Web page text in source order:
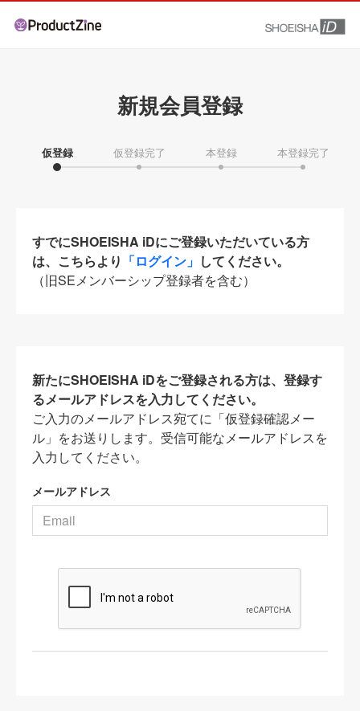
新規会員登録
仮登録 仮登録完了 本登録 本登録完了
すでにSHOEISHA iDにご登録いただいている方
は、こちらより 「ログイン」 してください。
（旧SEメンバーシップ登録者を含む）
新たにSHOEISHA iDをご登録される方は、登録す
るメールアドレスを入力してください。
ご入力のメールアドレス宛てに「仮登録確認メー
ル」をお送りします。受信可能なメールアドレスを
入力してください。
メールアドレス